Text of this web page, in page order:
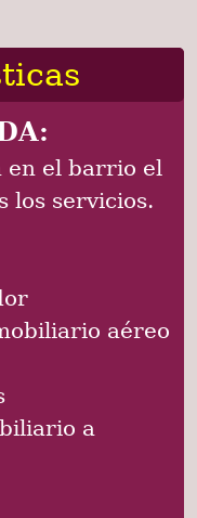
en el barrio el
los servicios.
aéreo
a